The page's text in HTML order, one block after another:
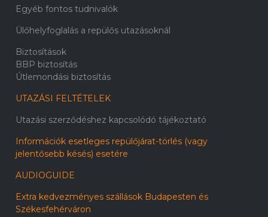
Egyéb fontos tudnivalók
Ülőhelyfoglalás a repülős utazásoknál
Biztosítások
BBP biztosítás
Útlemondási biztosítás
UTAZÁSI FELTÉTELEK
Utazási szerződéshez kapcsolódó tájékoztató
Információk esetleges repülőjárat-törlés (vagy
jelentősebb késés) esetére
AUDIOGUIDE
Extra kedvezményes szállások Budapesten és
Székesfehérváron